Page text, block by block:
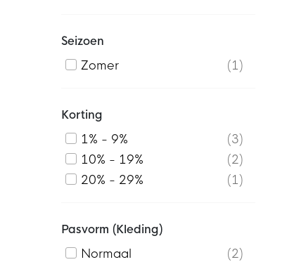
Seizoen
Zomer
1
Korting
1% - 9%
3
10% - 19%
2
20% - 29%
1
Pasvorm (kleding)
Normaal
2